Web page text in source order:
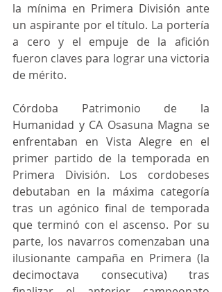
la mínima en Primera División ante
un aspirante por el título. La portería
a cero y el empuje de la afición
fueron claves para lograr una victoria
de mérito.
Córdoba Patrimonio de la
Humanidad y CA Osasuna Magna se
enfrentaban en Vista Alegre en el
primer partido de la temporada en
Primera División. Los cordobeses
debutaban en la máxima categoría
tras un agónico final de temporada
que terminó con el ascenso. Por su
parte, los navarros comenzaban una
ilusionante campaña en Primera (la
decimoctava consecutiva) tras